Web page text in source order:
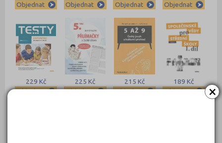
×
Objednat
Objednat
Objednat
Objednat
229 Kč
Objednat
225 Kč
Objednat
215 Kč
Objednat
189 Kč
Objednat